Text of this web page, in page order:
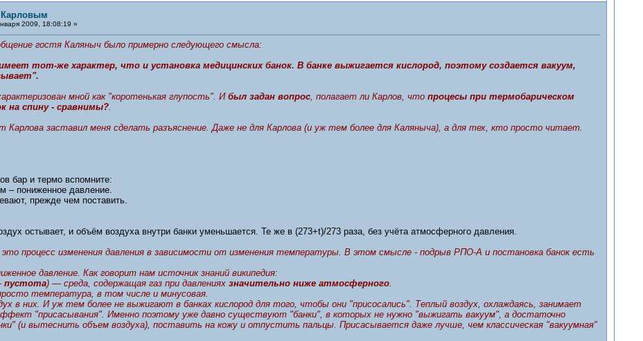
Карловым
2009, 18:08:19 »
гостя Каляныч было примерно следующего смысла:
тот-же характер, что и установка медицинских банок. В банке выжигается кислород, поэтому создается вакуум,
мной как "коротенькая глупость". И был задан вопрос, полагает ли Карлов, что процесы при термобарическом
на спину - сравнимы?.
Карлова заставил меня сделать разъяснение. Даже не для Карлова (и уж тем более для Каляныча), а для тех, кто просто читает.
бар и термо вспомните:
– пониженное давление.
прежде чем поставить.
остывает, и объём воздуха внутри банки уменьшается. Те же в (273+t)/273 раза, без учёта атмосферного давления.
это процесс изменения давления в зависимости от изменения температуры. В этом смысле - подрыв РПО-А и постановка банок есть
давление. Как говорит нам источник знаний википедия:
пустота) — среда, содержащая газ при давлениях значительно ниже атмосферного.
температура, в том числе и минусовая.
в них. И уж тем более не выжигают в банках кислород для того, чтобы они "присосались". Теплый воздух, охлаждаясь, занимает
"присасывания". Именно поэтому уже давно существуют "банки", в которых не нужно "выжигать вакуум", а достаточно
(и вытеснить объем воздуха), поставить на кожу и отпустить пальцы. Присасывается даже лучше, чем классическая "вакуумная"